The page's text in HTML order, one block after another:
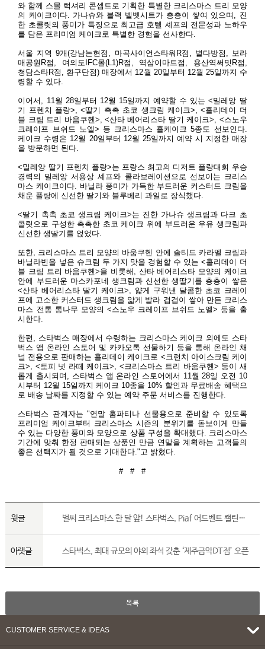
와 함께 스몰 럭셔리 콘셉트로 기획한 특별한 크리스마스 트리 모양
의 케이크이다. 가나슈와 블랙 벨벳시트가 층층이 쌓여 있으며
진
한 초콜릿의 풍미가 특징으로 최고급 호텔 셰프의 전문성과 노하우
를 담은 프리미엄 케이크로 특별한 경험을 선사한다
서울 지역 9개(강남논현점 마곡사이언스타워 R점 별다방점
보라
매공원 R점 여의도 IFC몰(L1)R점 역삼이마트점 용산역써밋 R점
청담스타R점 환구단점)매장에서 12월 20일부터 12월 25일까지 수
령할 수 있다
이어서 , 11 월 28일부터 12월 15일까지 예약할 수 있는<밀레앙 딸
기 프렌치 플랑>, <딸기 촉촉 초코 생크림 케이크>, <홀리데이 더
블 크림 트리 바움쿠헨>, <산타 베어리스타 딸기 케이크>, <스노우
크레이프 브쉬드 노엘> 등 크리스마스 홀케이크5종도 선보인다.
케이크 수령은 12월 20일부터 12월 25일까지 예약 시 지정한 매장
을 방문하면 된다
<밀레앙 딸기 프렌치 플랑>는 프랑스 최고의 디저트 플랑대회 우승
경력의 밀레앙 서용상 셰프와 콜라보레이션으로 선보이는 크리스
마스 케이크이다
바닐라 풍미가 가득한 부드러운 커스터드 크림을
채운 플랑에 신선한 딸기와 블루베리 과일로 장식했다
<딸기 촉촉 초코 생크림 케이크>는 진한 가나슈 생크림과 다크 초
콜릿으로 구성한 촉촉한 초코 케이크 위에 부드러운 우유 생크림과
신선한 생딸기를 얹었다
또한
크리스마스 트리 모양의 바움쿠헨 안에 솔티드 카라멜 크림과
바닐라빈을 넣은 슈크림 두 가지 맛을 경험할 수 있는<홀리데이 더
블 크림 트리 바움쿠헨>을 비롯해
산타 베어리스타 모양의 케이크
안에 부드러운 마스카포네 생크림과 신선한 생딸기를 층층이 쌓은
<산타 베어리스타 딸기 케이크>, 얇게 구워낸 달콤한 초코 크레이
프에 고소한 커스터드 생크림을 얇게 발라 겹겹이 쌓아 만든 크리스
마스 전통 통나무 모양의 <스노우 크레이프 브쉬드 노엘> 등을 출
시한다
한편
스타벅스 매장에서 수령하는 크리스마스 케이크 외에도 스타
벅스 앱 온라인 스토어 및 카카오톡 선물하기 등을 통해 온라인 채
널 전용으로 판매하는 홀리데이 케이크로 < 크런치 아이스크림 케이
크>, < 토피 넛 라떼 케이크>, < 크리스마스 트리 바움쿠헨> 등이 새
롭게 출시되며
스타벅스 앱 온라인 스토어에서 11 월 28일 오전 10
시부터 12월 15일까지 케이크 10종을 10% 할인과 무료배송 혜택으
로 배송 날짜를 지정할 수 있는 예약 주문 서비스를 진행한다
스타벅스 관계자는"연말 홈파티나 선물용으로 준비할 수 있도록
프리미엄 케이크부터 크리스마스 시즌의 분위기를 돋보이게 만들
수 있는 다양한 풍미와 모양으로 상품 구성을 확대했다.
크리스마스
기간에 맞춰 한정 판매되는 상품인 만큼 연말을 계획하는 고객들의
좋은 선택지가 될 것으로 기대한다 ." 고 밝혔다
# # #
윗글 벌써 크리스마스 한 달 앞! 스타벅스, Piaf 어드벤트 캘린더 출시
아랫글 스타벅스, 최대 규모의 야외 좌석 갖춘 ‘제주금악DT점’ 오픈
목록
CUSTOMER SERVICE & IDEAS